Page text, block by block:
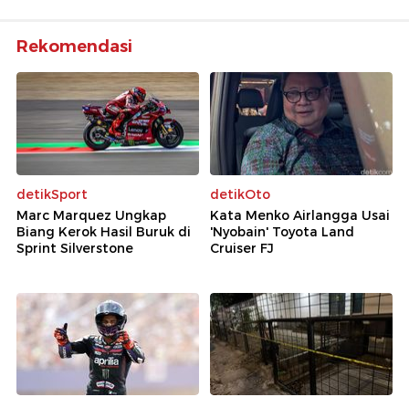
Rekomendasi
detikSport
Marc Marquez Ungkap
Biang Kerok Hasil Buruk di
Sprint Silverstone
detikOto
Kata Menko Airlangga Usai
'Nyobain' Toyota Land
Cruiser FJ